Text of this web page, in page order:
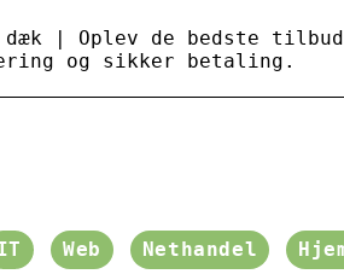
| Oplev de bedste
og sikker betaling.
Web Nethandel